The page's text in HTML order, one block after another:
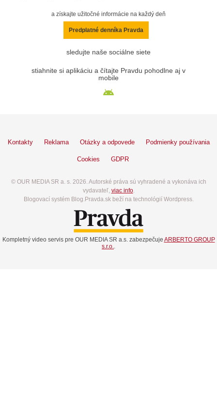
a získajte užitočné informácie na každý deň
Predplatné denníka Pravda
sledujte naše sociálne siete
stiahnite si aplikáciu a čítajte Pravdu pohodlne aj v
mobile
Kontakty Reklama Otázky a odpovede Podmienky používania
Cookies GDPR
© OUR MEDIA SR a. s. 2026. Autorské práva sú vyhradené a vykonáva ich
vydavateľ, viac info.
Blogovací systém Blog.Pravda.sk beží na technológií Wordpress.
Kompletný video servis pre OUR MEDIA SR a.s. zabezpečuje ARBERTO GROUP
s.r.o..